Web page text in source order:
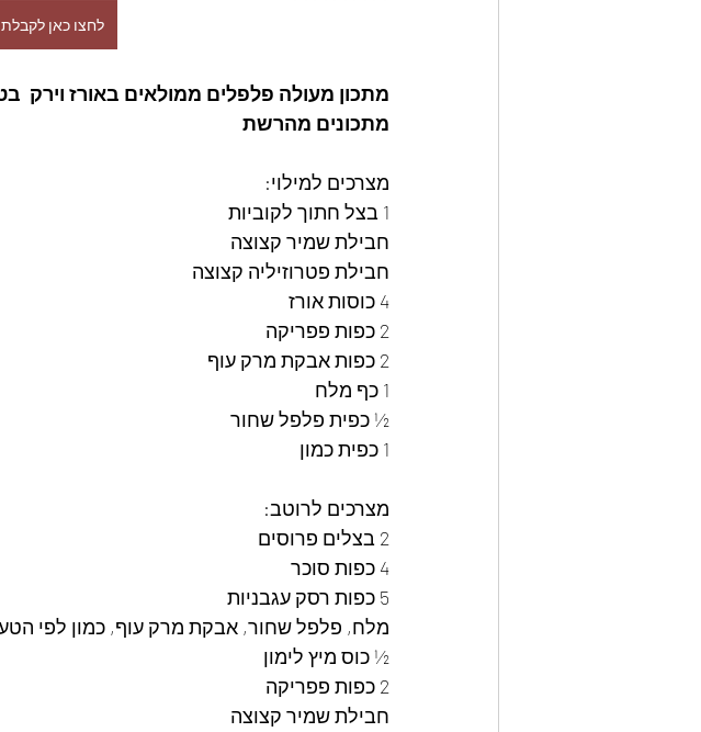
לחצו כאן
מתכון מעולה פלפלים ממולאים באורז וירק
מתכונים מהרשת
מצרכים למילוי:
1 בצל חתוך לקוביות
חבילת שמיר קצוצה
חבילת פטרוזיליה קצוצה
4 כוסות אורז
2 כפות פפריקה
2 כפות אבקת מרק עוף
1 כף מלח
½ כפית פלפל שחור
1 כפית כמון
מצרכים לרוטב:
2 בצלים פרוסים
4 כפות סוכר
5 כפות רסק עגבניות
מלח, פלפל שחור, אבקת מרק עוף, כמון לפי
½ כוס מיץ לימון
2 כפות פפריקה
חבילת שמיר קצוצה